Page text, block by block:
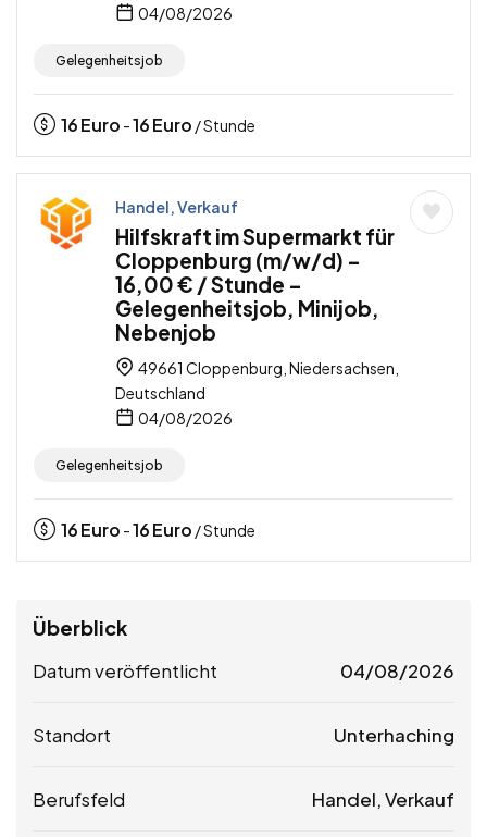
04/08/2026
Gelegenheitsjob
16Euro -16Euro / Stunde
Handel, Verkauf
Hilfskraft im Supermarkt für
Cloppenburg (m/w/d) –
16,00 € / Stunde –
Gelegenheitsjob, Minijob,
Nebenjob
49661 Cloppenburg, Niedersachsen,
Deutschland
04/08/2026
Gelegenheitsjob
16Euro -16Euro / Stunde
Überblick
Datum veröffentlicht 04/08/2026
Standort Unterhaching
Berufsfeld Handel, Verkauf